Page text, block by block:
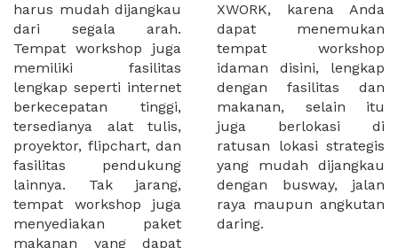
harus mudah dijangkau
dari segala arah.
Tempat workshop juga
memiliki fasilitas
lengkap seperti internet
berkecepatan tinggi,
tersedianya alat tulis,
proyektor, flipchart, dan
fasilitas pendukung
lainnya. Tak jarang,
tempat workshop juga
menyediakan paket
makanan yang dapat
XWORK, karena Anda
dapat menemukan
tempat workshop
idaman disini, lengkap
dengan fasilitas dan
makanan, selain itu
juga berlokasi di
ratusan lokasi strategis
yang mudah dijangkau
dengan busway, jalan
raya maupun angkutan
daring.